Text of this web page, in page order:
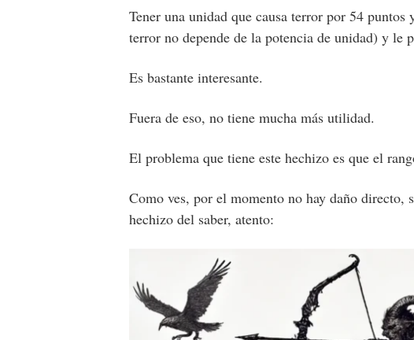
Tener una unidad que causa terror por 54 puntos
terror no depende de la potencia de unidad) y le
Es bastante interesante.
Fuera de eso, no tiene mucha más utilidad.
El problema que tiene este hechizo es que el
Como ves, por el momento no hay daño
hechizo del saber, atento: